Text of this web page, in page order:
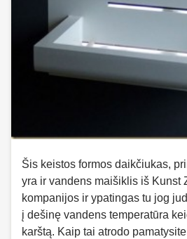
Šis keistos formos daikčiukas,
yra ir vandens maišiklis iš Kunst
kompanijos ir ypatingas tu jog
į dešinę vandens temperatūra
karštą. Kaip tai atrodo